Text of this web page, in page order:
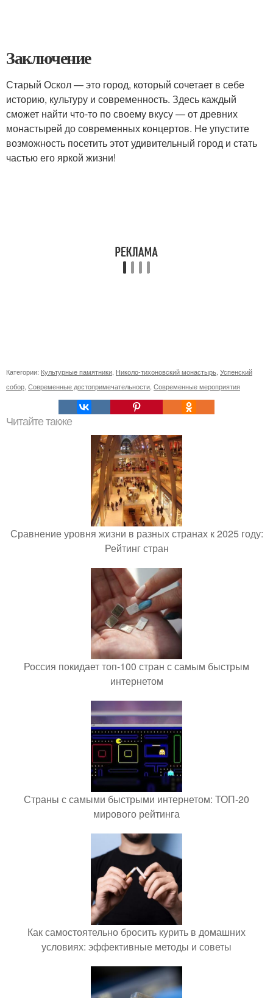
Заключение
Старый Оскол — это город, который сочетает в себе
историю, культуру и современность. Здесь каждый
сможет найти что-то по своему вкусу — от древних
монастырей до современных концертов. Не упустите
возможность посетить этот удивительный город и стать
частью его яркой жизни!
Категории: Культурные памятники Николо-тихоновский монастырь Успенский
собор Современные достопримечательности Современные мероприятия
Читайте также
Сравнение уровня жизни в разных странах к 2025 году:
Рейтинг стран
Россия покидает топ-100 стран с самым быстрым
интернетом
Страны с самыми быстрыми интернетом: ТОП-20
мирового рейтинга
Как самостоятельно бросить курить в домашних
условиях: эффективные методы и советы